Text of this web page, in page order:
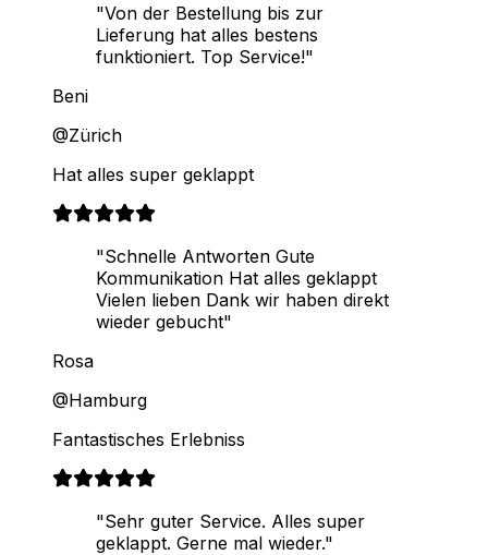
"Von der Bestellung bis zur
Lieferung hat alles bestens
funktioniert. Top Service!"
Beni
@Zürich
Hat alles super geklappt
"Schnelle Antworten Gute
Kommunikation Hat alles geklappt
Vielen lieben Dank wir haben direkt
wieder gebucht"
Rosa
@Hamburg
Fantastisches Erlebniss
"Sehr guter Service. Alles super
geklappt. Gerne mal wieder."